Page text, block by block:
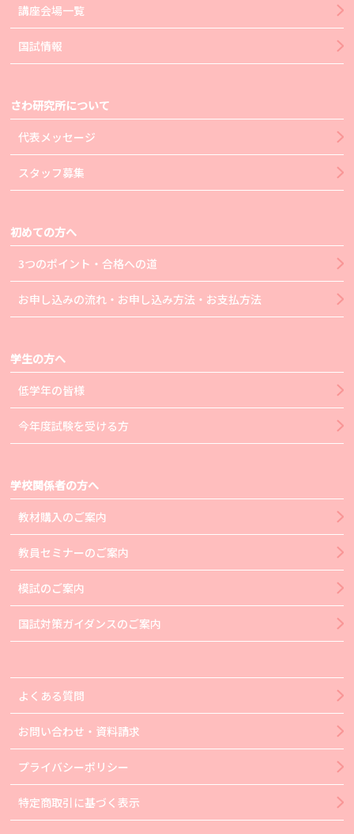
講座会場一覧
国試情報
さわ研究所について
代表メッセージ
スタッフ募集
初めての方へ
3つのポイント・合格への道
お申し込みの流れ・お申し込み方法・お支払方法
学生の方へ
低学年の皆様
今年度試験を受ける方
学校関係者の方へ
教材購入のご案内
教員セミナーのご案内
模試のご案内
国試対策ガイダンスのご案内
よくある質問
お問い合わせ・資料請求
プライバシーポリシー
特定商取引に基づく表示